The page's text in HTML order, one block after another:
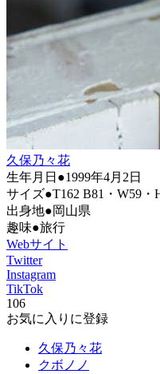
久保乃々花
生年月日●1999年4月2日
サイズ●T162 B81・W59・
出身地●岡山県
趣味●旅行
Webサイト
Twitter
Instagram
TikTok
106
お気に入りに登録
久保乃々花
クボノノ